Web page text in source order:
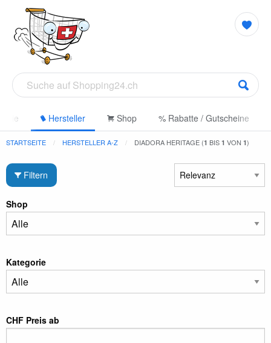
Hersteller Shop % Rabatte / Gutscheine
STARTSEITE HERSTELLER A-Z DIADORA HERITAGE (1 BIS 1 VON 1)
Filtern
Shop
Kategorie
CHF Preis ab